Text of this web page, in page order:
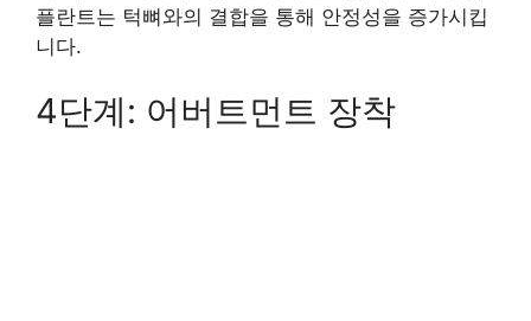
플란트는 턱뼈와의 결합을 통해 안정성을 증가시킵
니다.
4단계: 어버트먼트 장착